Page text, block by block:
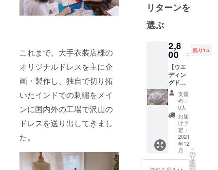
これまで、大手衣装店様の
オリジナルドレスを主に企
画・製作し、独自で切り拓
いたインドでの刺繡をメイ
ンに国内外の工場で沢山の
ドレスを送り出してきまし
た。
添って参り
ました。こ
の度、「こ
どもドレ
ス」ブラン
ド【cocon】
を立ち上
げ、笑顔づ
くりの市場
拡大を図る
べく日々挑
戦中です。
リターンを
選ぶ
2,8
00 円
残り15
【ウエ
ディン
グドレ
スの
レース
を使
い、手
作業で
刺繍さ
れた立
体フラ
ワー
レース
マスク
支援
者：
0人
お届
け予
定：
2021
年12
月
こ
の
リ
タ
ー